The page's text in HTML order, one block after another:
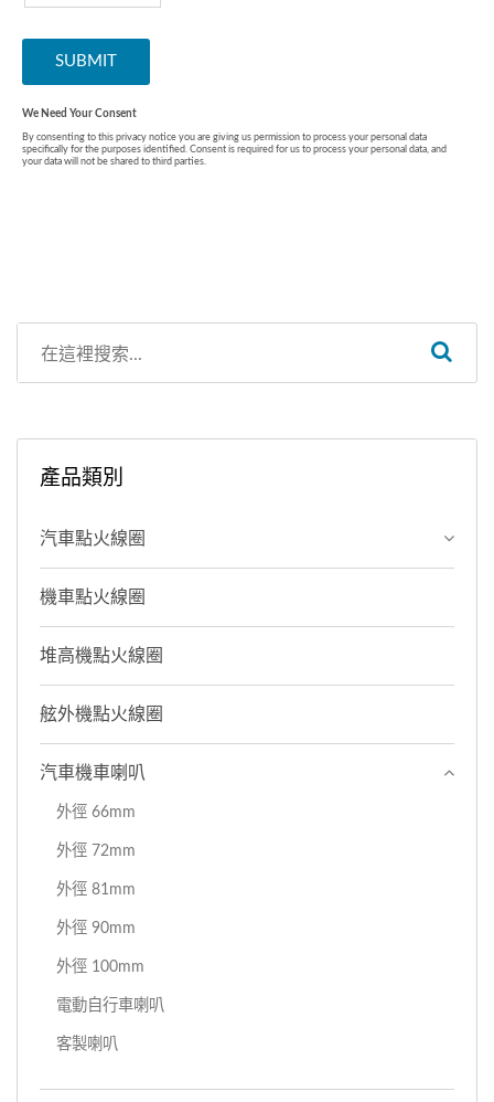
產品類別
汽車點火線圈
機車點火線圈
堆高機點火線圈
舷外機點火線圈
汽車機車喇叭
外徑 66mm
外徑 72mm
外徑 81mm
外徑 90mm
外徑 100mm
電動自行車喇叭
客製喇叭